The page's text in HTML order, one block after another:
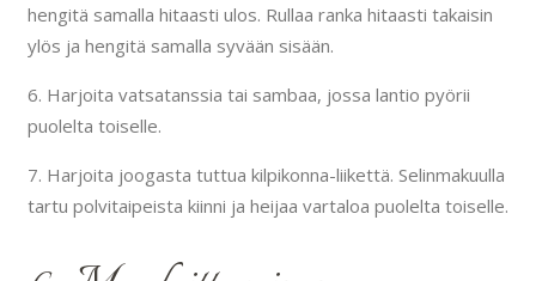
hengitä samalla hitaasti ulos. Rullaa ranka hitaasti takaisin
ylös ja hengitä samalla syvään sisään.
6. Harjoita vatsatanssia tai sambaa, jossa lantio pyörii
puolelta toiselle.
7. Harjoita joogasta tuttua kilpikonna-liikettä. Selinmakuulla
tartu polvitaipeista kiinni ja heijaa vartaloa puolelta toiselle.